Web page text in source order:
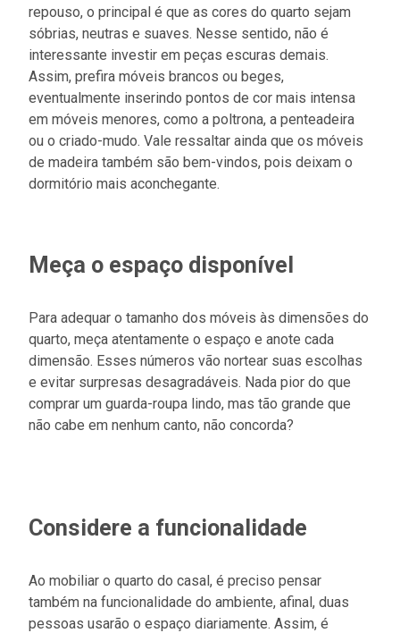
repouso, o principal é que as cores do quarto sejam
sóbrias, neutras e suaves. Nesse sentido, não é
interessante investir em peças escuras demais.
Assim, prefira móveis brancos ou beges,
eventualmente inserindo pontos de cor mais intensa
em móveis menores, como a poltrona, a penteadeira
ou o criado-mudo. Vale ressaltar ainda que os móveis
de madeira também são bem-vindos, pois deixam o
dormitório mais aconchegante.
Meça o espaço disponível
Para adequar o tamanho dos móveis às dimensões do
quarto, meça atentamente o espaço e anote cada
dimensão. Esses números vão nortear suas escolhas
e evitar surpresas desagradáveis. Nada pior do que
comprar um guarda-roupa lindo, mas tão grande que
não cabe em nenhum canto, não concorda?
Considere a funcionalidade
Ao mobiliar o quarto do casal, é preciso pensar
também na funcionalidade do ambiente, afinal, duas
pessoas usarão o espaço diariamente. Assim, é